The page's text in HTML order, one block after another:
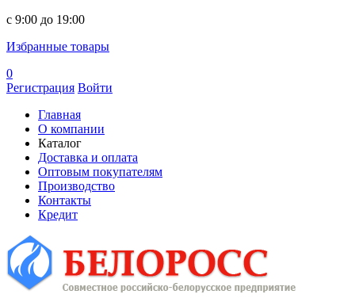
c 9:00 до 19:00
Избранные товары
0
Регистрация Войти
Главная
О компании
Каталог
Доставка и оплата
Оптовым покупателям
Производство
Контакты
Кредит